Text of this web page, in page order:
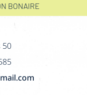
BONAIRE
50